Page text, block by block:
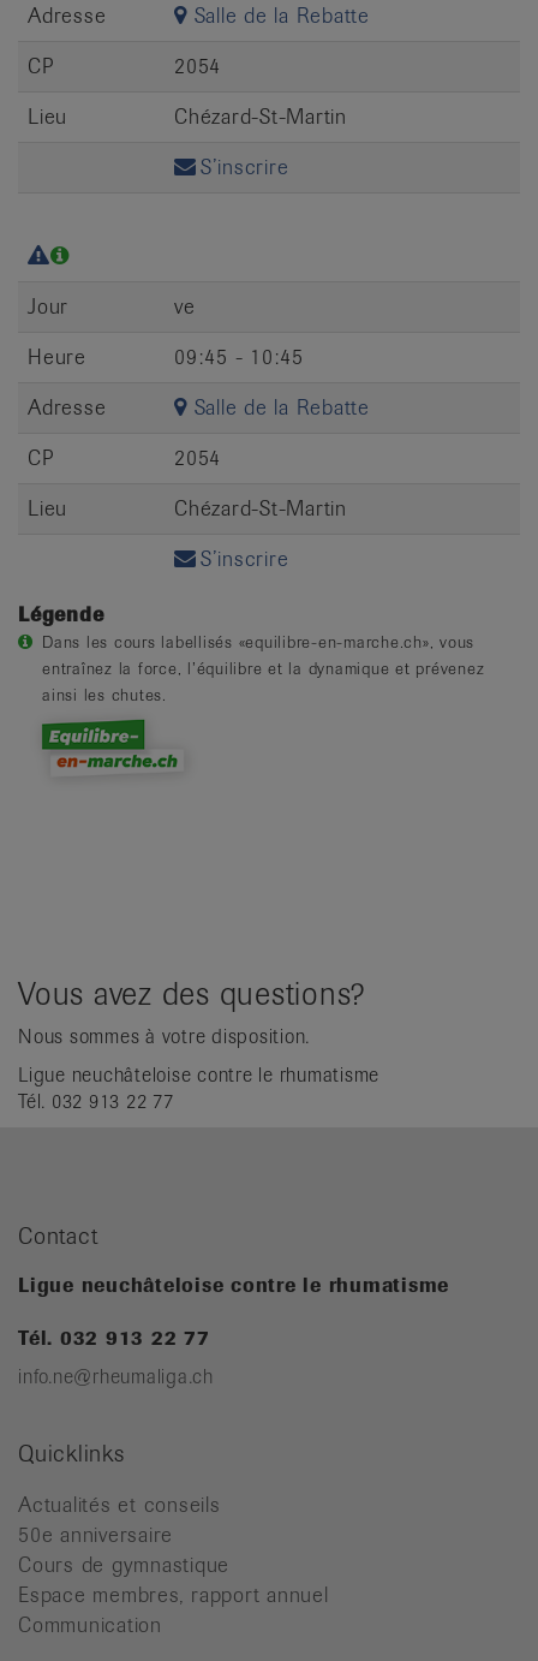
Adresse
Salle de la Rebatte
CP
2054
Lieu
Chézard-St-Martin
S’inscrire
Jour
ve
Heure
09:45 - 10:45
Adresse
Salle de la Rebatte
CP
2054
Lieu
Chézard-St-Martin
S’inscrire
Légende
Dans les cours labellisés «equilibre-en-marche.ch», vous
entraînez la force, l’équilibre et la dynamique et prévenez
ainsi les chutes.
Vous avez des questions?
Nous sommes à votre disposition.
Ligue neuchâteloise contre le rhumatisme
Tél. 032 913 22 77
Contact
Ligue neuchâteloise contre le rhumatisme
Tél. 032 913 22 77
info.ne@rheumaliga.ch
Quicklinks
Actualités et conseils
50e anniversaire
Cours de gymnastique
Espace membres, rapport annuel
Communication